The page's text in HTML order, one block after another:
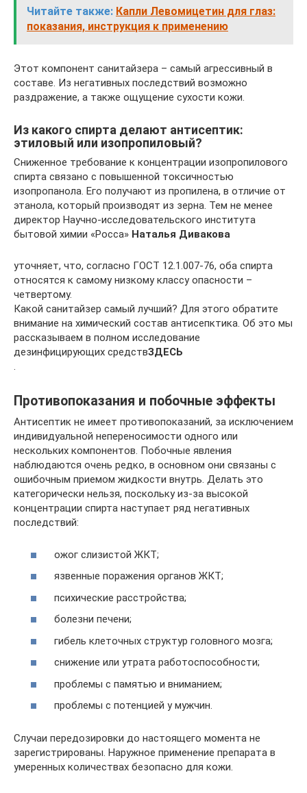
Читайте также: Капли Левомицетин для глаз:
показания, инструкция к применению
Этот компонент санитайзера – самый агрессивный в
составе. Из негативных последствий возможно
раздражение, а также ощущение сухости кожи.
Из какого спирта делают антисептик:
этиловый или изопропиловый?
Сниженное требование к концентрации изопропилового
спирта связано с повышенной токсичностью
изопропанола. Его получают из пропилена, в отличие от
этанола, который производят из зерна. Тем не менее
директор Научно-исследовательского института
бытовой химии «Росса» Наталья Дивакова
уточняет, что, согласно ГОСТ 12.1.007-76, оба спирта
относятся к самому низкому классу опасности –
четвертому.
Какой санитайзер самый лучший? Для этого обратите
внимание на химический состав антисепктика. Об это мы
рассказываем в полном исследование
дезинфицирующих средствЗДЕСЬ
.
Противопоказания и побочные эффекты
Антисептик не имеет противопоказаний, за исключением
индивидуальной непереносимости одного или
нескольких компонентов. Побочные явления
наблюдаются очень редко, в основном они связаны с
ошибочным приемом жидкости внутрь. Делать это
категорически нельзя, поскольку из-за высокой
концентрации спирта наступает ряд негативных
последствий:
ожог слизистой ЖКТ;
язвенные поражения органов ЖКТ;
психические расстройства;
болезни печени;
гибель клеточных структур головного мозга;
снижение или утрата работоспособности;
проблемы с памятью и вниманием;
проблемы с потенцией у мужчин.
Случаи передозировки до настоящего момента не
зарегистрированы. Наружное применение препарата в
умеренных количествах безопасно для кожи.